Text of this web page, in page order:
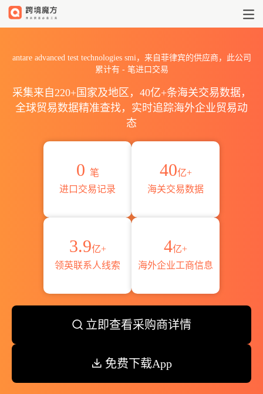
antare advanced test technologies smi，来自菲律宾的供应商，此公司
累计有 -笔进口交易
采集来自220+国家及地区，40亿+条海关交易数据，
全球贸易数据精准查找，实时追踪海外企业贸易动
态
0 笔
进口交易记录
40亿+
海关交易数据
3.9亿+
领英联系人线索
4亿+
海外企业工商信息
立即查看采购商详情
免费下载App